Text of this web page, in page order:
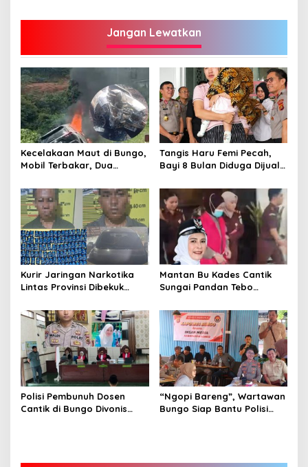
Jangan Lewatkan
Kecelakaan Maut di Bungo,
Mobil Terbakar, Dua
Tempat
Tangis Haru Femi Pecah,
Bayi 8 Bulan Diduga Dijual
Akhirnya Kembali
Kurir Jaringan Narkotika
Lintas Provinsi Dibekuk
Mantan Bu Kades Cantik
Sungai Pandan Tebo
Milyar
Polisi Pembunuh Dosen
Cantik di Bungo Divonis
“Ngopi Bareng”, Wartawan
Bungo Siap Bantu Polisi